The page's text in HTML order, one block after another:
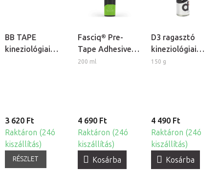
BB TAPE
kineziológiai
3 620 Ft
Raktáron (24ó
kiszállítás)
RÉSZLET
Fasciq® Pre-
Tape Adhesive
Spray ragasztó
200 ml
4 690 Ft
Raktáron (24ó
kiszállítás)
Kosárba
D3 ragasztó
kineziológiai
tapaszokhoz
150 g
4 490 Ft
Raktáron (24ó
kiszállítás)
Kosárba